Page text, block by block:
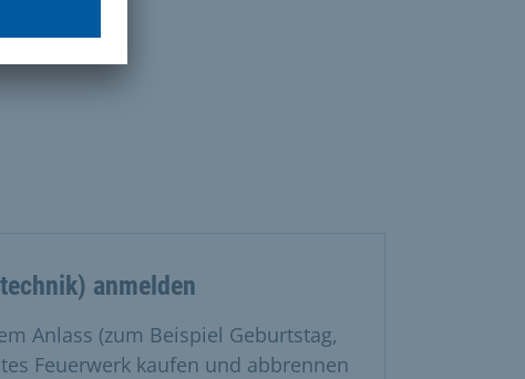
anmelden
Anlass (zum Beispiel Geburtstag,
Feuerwerk kaufen und abbrennen